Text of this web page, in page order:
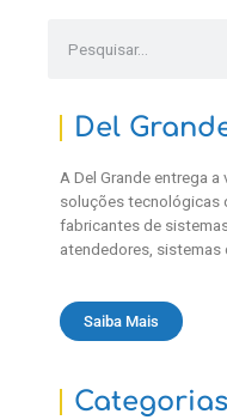
Del
A Del Grande entrega
soluções tecnológicas
fabricantes de
atendedores, sistemas
Saiba Mais
Categorias